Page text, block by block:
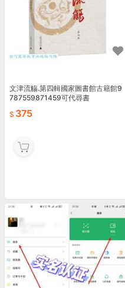
文津流觴.第四輯國家圖書館古籍館9
787559871459可代尋書
375